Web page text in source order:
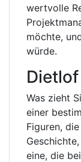
wertvolle
möchte,
würde.
Was zieht
einer
Figuren,
eine, die